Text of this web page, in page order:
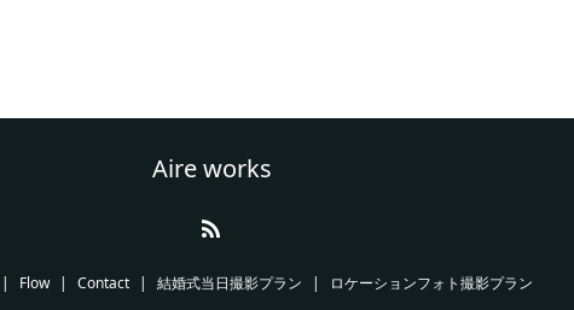
Aire works
Flow Contact 結婚式当日撮影プラン ロケーションフォト撮影プラン